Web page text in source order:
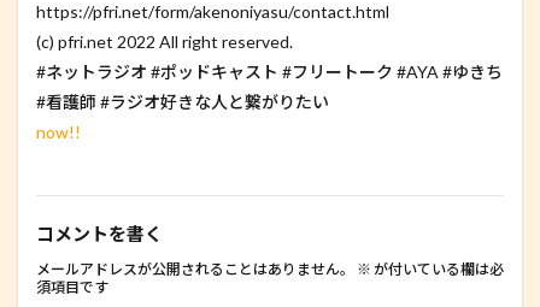
https://pfri.net/form/akenoniyasu/contact.html
(c) pfri.net 2022 All right reserved.
#ネットラジオ #ポッドキャスト #フリートーク #AYA #ゆきち
#看護師 #ラジオ好きな人と繋がりたい
now!!
コメントを書く
メールアドレスが公開されることはありません。 ※ が付いている欄は必
須項目です